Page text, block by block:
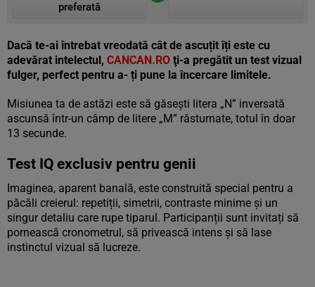
preferată
Dacă te-ai întrebat vreodată cât de ascuțit îți este cu
adevărat intelectul, CANCAN.RO ţi-a pregătit un test vizual
fulger, perfect pentru a- ți pune la încercare limitele.
Misiunea ta de astăzi este să găsești litera „N” inversată
ascunsă într-un câmp de litere „M” răsturnate, totul în doar
13 secunde.
Test IQ exclusiv pentru genii
Imaginea, aparent banală, este construită special pentru a
păcăli creierul: repetiții, simetrii, contraste minime și un
singur detaliu care rupe tiparul. Participanții sunt invitați să
pornească cronometrul, să privească intens și să lase
instinctul vizual să lucreze.